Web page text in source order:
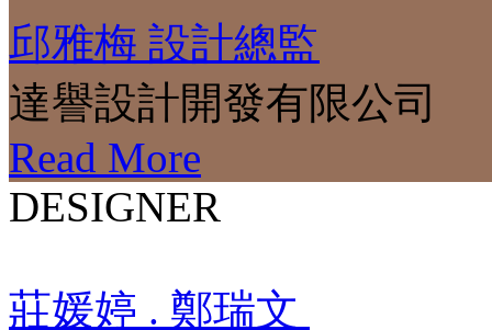
邱雅梅 設計總監
達譽設計開發有限公司
Read More
DESIGNER
莊媛婷 . 鄭瑞文